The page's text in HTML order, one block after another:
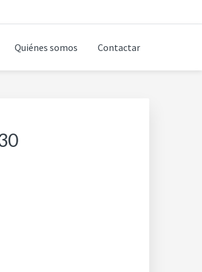
Quiénes somos Contactar